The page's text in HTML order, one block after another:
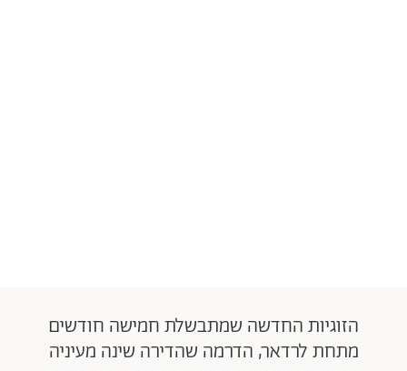
הזוגיות החדשה שמתבשלת חמישה חודשים
מתחת לרדאר, הדרמה שהדירה שינה מעיניה